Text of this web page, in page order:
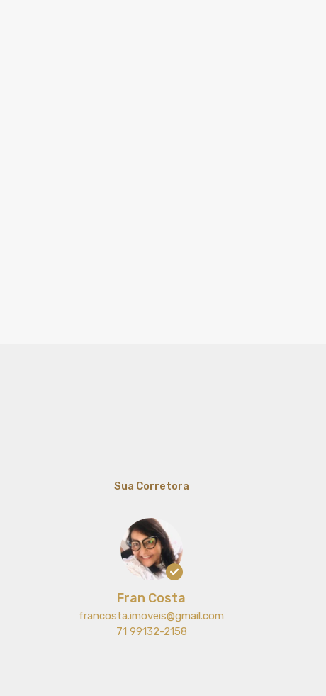
Sua Corretora
Fran Costa
francosta.imoveis@gmail.com
71 99132-2158